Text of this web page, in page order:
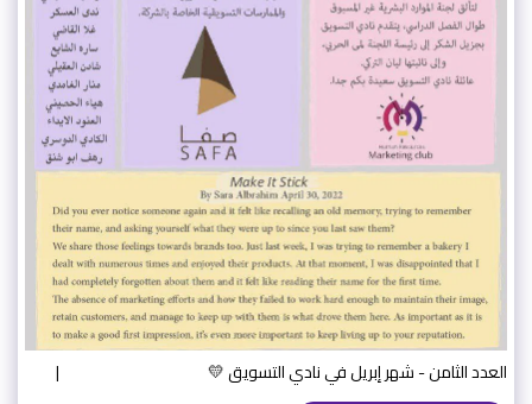
العدد الثامن - ‏شهر إبريل في نادي التسويق 💛